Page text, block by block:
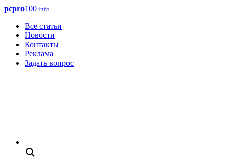
pcpro100.info
Все статьи
Новости
Контакты
Реклама
Задать вопрос